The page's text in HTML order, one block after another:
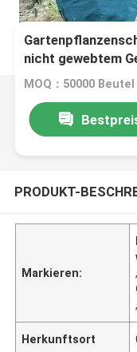
nicht gewebtem
PRODUKT-
Markieren:
,
Herkunftsort